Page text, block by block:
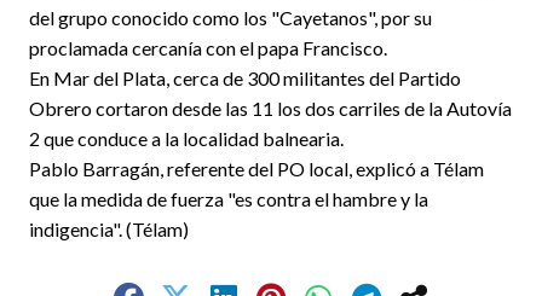
del grupo conocido como los "Cayetanos", por su
proclamada cercanía con el papa Francisco.
En Mar del Plata, cerca de 300 militantes del Partido
Obrero cortaron desde las 11 los dos carriles de la Autovía
2 que conduce a la localidad balnearia.
Pablo Barragán, referente del PO local, explicó a Télam
que la medida de fuerza "es contra el hambre y la
indigencia". (Télam)